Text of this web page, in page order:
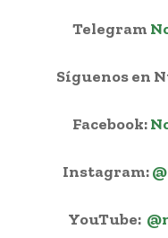
Telegram
Síguenos en
Facebook:
Instagram:
YouTube: